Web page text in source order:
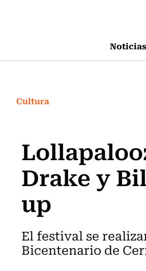
Noticias
Cultura
Drake y
up
El festival se
Bicentenario de